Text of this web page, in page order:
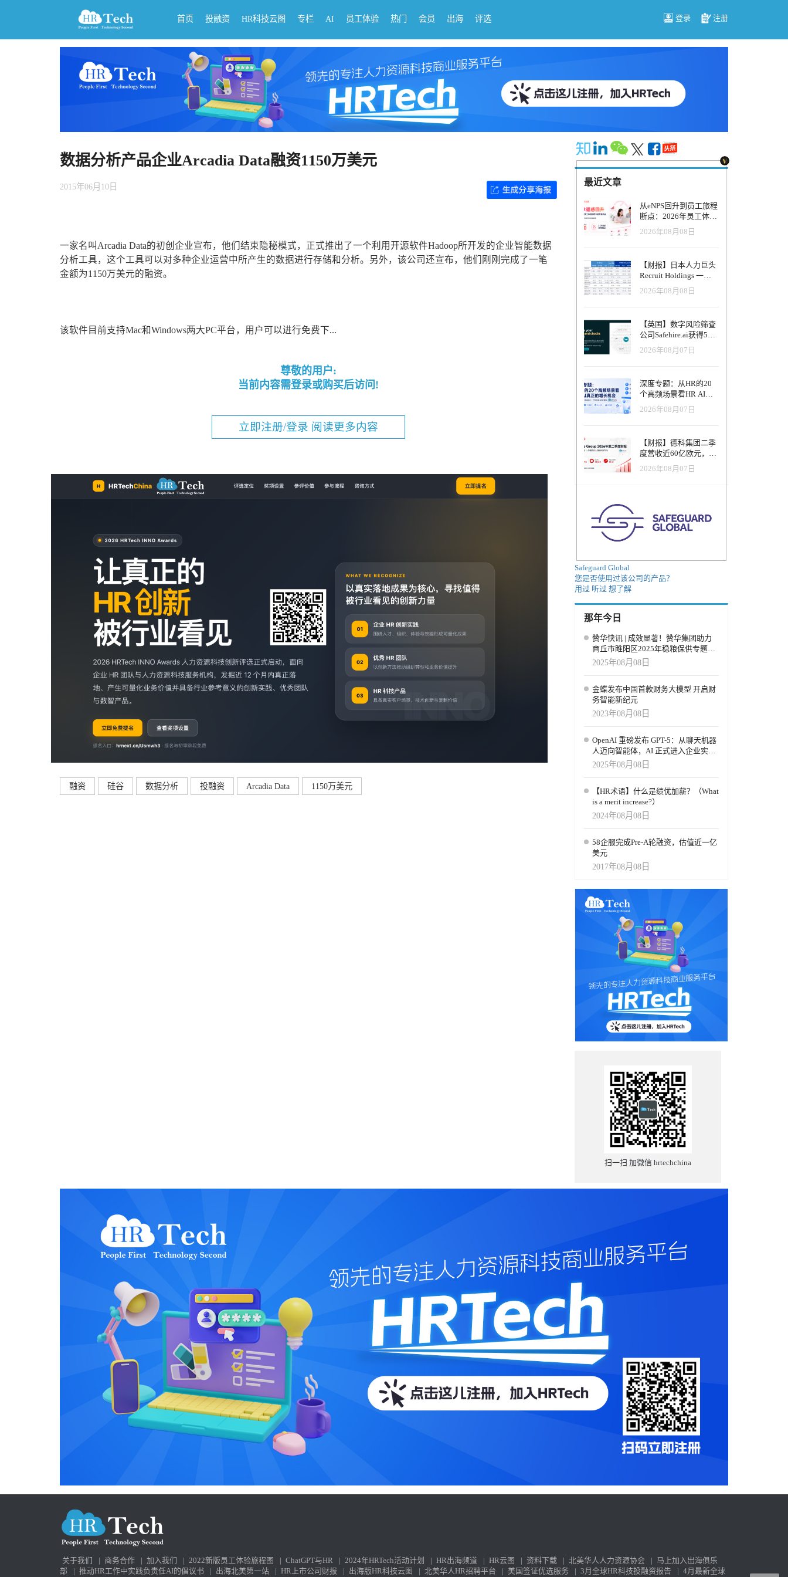
首页 投融资 HR科技云图 专栏 AI 员工体验 热门 会员 出海 评选 登录 注册
数据分析产品企业Arcadia Data融资1150万美元
2015年06月10日
一家名叫Arcadia Data的初创企业宣布，他们结束隐秘模式，正式推出了一个利用开源软件Hadoop所开发的企业智能数据
分析工具，这个工具可以对多种企业运营中所产生的数据进行存储和分析。另外，该公司还宣布，他们刚刚完成了一笔
金额为1150万美元的融资。
该软件目前支持Mac和Windows两大PC平台，用户可以进行免费下...
尊敬的用户:
当前内容需登录或购买后访问!
立即注册/登录 阅读更多内容
融资 硅谷 数据分析 投融资 Arcadia Data 1150万美元
最近文章
从eNPS回升到员工旅程
断点：2026年员工体验
管理正在发生什么变
2026年08月08日
【财报】日本人力巨头
Recruit Holdings 一季
度营收破1.04万亿日
元：Indeed美国收入逆
势增长30%，AI招聘推
2026年08月08日
【英国】数字风险筛查
公司Safehire.ai获得50
万英镑融资，重塑招聘
风控体系
2026年08月07日
深度专题：从HR的20
个高频场景看HR AI真
正的增长机会
2026年08月07日
【财报】德科集团二季
度营收近60亿欧元，其
中AI代理已覆盖50%收
入，招聘服务进入运营
2026年08月07日
Safeguard Global
您是否使用过该公司的产品？
用过 听过 想了解
那年今日
赞华快讯 | 成效显著！赞华集团助力
商丘市睢阳区2025年稳粮保供专题培
训，育强“新农人”
2025年08月08日
金蝶发布中国首款财务大模型 开启财
务智能新纪元
2023年08月08日
OpenAI 重磅发布 GPT-5：从聊天机器
人迈向智能体，AI 正式进入企业实用
时代
2025年08月08日
【HR术语】什么是绩优加薪？（What
is a merit increase?）
2024年08月08日
58企服完成Pre-A轮融资，估值近一亿
美元
2017年08月08日
扫一扫 加微信 hrtechchina
关于我们 | 商务合作 | 加入我们 | 2022新版员工体验旅程图 | ChatGPT与HR | 2024年HRTech活动计划 | HR出海频道 | HR云图 | 资料下载 | 北美华人人力资源协会 | 马上加入出海俱乐
部
| 推动HR工作中实践负责任AI的倡议书 | 出海北美第一站 | HR上市公司财报 | 出海版HR科技云图 | 北美华人HR招聘平台 | 美国签证优选服务 | 3月全球HR科技投融资报告 | 4月最新全球